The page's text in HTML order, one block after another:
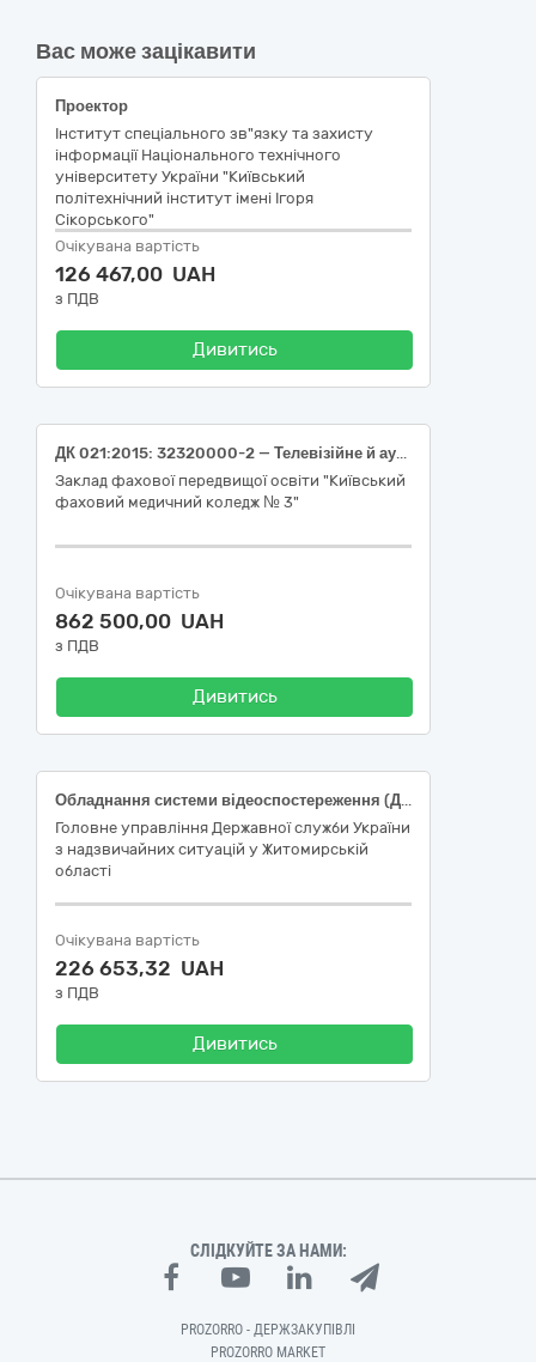
Вас може зацікавити
Проектор
Інститут спеціального зв"язку та захисту
інформації Національного технічного
університету України "Київський
політехнічний інститут імені Ігоря
Сікорського"
Очікувана вартість
126 467,00 UAH
з ПДВ
Дивитись
ДК 021:2015: 32320000-2 — Телевізійне й аудіовізуальне обладнання
Заклад фахової передвищої освіти "Київський
фаховий медичний коледж № 3"
Очікувана вартість
862 500,00 UAH
з ПДВ
Дивитись
Обладнання системи відеоспостереження (ДК 021:2015:32320000-2 Телевізійне й аудіовізуальне обладнання)
Головне управління Державної служби України
з надзвичайних ситуацій у Житомирській
області
Очікувана вартість
226 653,32 UAH
з ПДВ
Дивитись
СЛІДКУЙТЕ ЗА НАМИ:
PROZORRO - ДЕРЖЗАКУПІВЛІ
PROZORRO MARKET